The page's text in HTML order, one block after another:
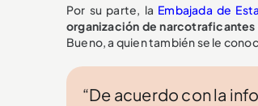
Por su parte, la Embajada de
organización de narcotraficantes
Bueno, a quien también se le
“De acuerdo con la